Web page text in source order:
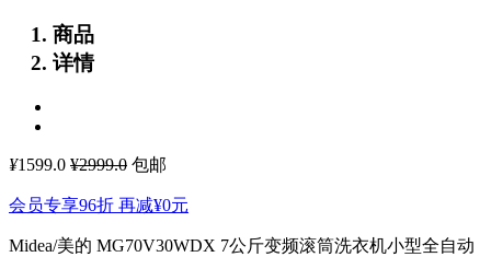
商品
详情
¥1599.0 ¥2999.0 包邮
会员专享96折 再减¥0元
Midea/美的 MG70V30WDX 7公斤变频滚筒洗衣机小型全自动